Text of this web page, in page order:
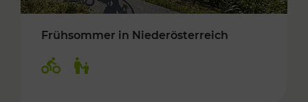
Frühsommer in Niederösterreich